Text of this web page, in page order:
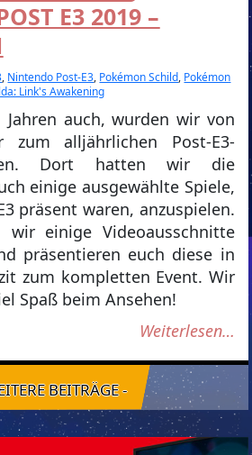
E3 2019 –
, Nintendo Post-E3, Pokémon Schild, Pokémon
Link's Awakening
auch, wurden wir von
zum alljährlichen Post-E3-
Dort hatten wir die
einige ausgewählte Spiele,
präsent waren, anzuspielen.
wir einige Videoausschnitte
präsentieren euch diese in
zum kompletten Event. Wir
Spaß beim Ansehen!
Weiterlesen…
BEITRÄGE -